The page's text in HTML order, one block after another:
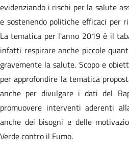
evidenziando i rischi per la salute
e sostenendo politiche efficaci per
La tematica per l'anno 2019 é il
infatti respirare anche piccole
gravemente la salute. Scopo e
per approfondire la tematica
anche per divulgare i dati del
promuovere interventi aderenti
anche dei bisogni e delle
Verde contro il Fumo.